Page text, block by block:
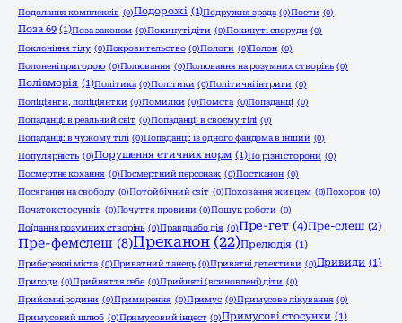
Подолання комплексів (0)Подорожі (1)Подружня зрада (0)Поети (0)
Поза 69 (1)Поза законом (0)Покинуті діти (0)Покинуті споруди (0)
Поклоніння тілу (0)Покровительство (0)Пологи (0)Полон (0)
Полонені пригодою (0)Полювання (0)Полювання на розумних створінь (0)
Поліаморія (1)Політика (0)Політики (0)Політичні інтриги (0)
Поліціянти, поліціянтки (0)Помилки (0)Помста (0)Попаданці (0)
Попаданці: в реальний світ (0)Попаданці: в своєму тілі (0)
Попаданці: в чужому тілі (0)Попаданці: із одного фандома в інший (0)
Популярність (0)Порушення етичних норм (1)По різні сторони (0)
Посмертне кохання (0)Посмертний персонаж (0)Постканон (0)
Посягання на свободу (0)Потойбічний світ (0)Поховання живцем (0)Похорон (0)
Початок стосунків (0)Почуття провини (0)Пошук роботи (0)
Поїдання розумних створінь (0)Правда або дія (0)Пре-гет (4)Пре-слеш (2)
Пре-фемслеш (8)Преканон (22)Прелюдія (1)
Прибережні міста (0)Приватний танець (0)Приватні детективи (0)Привиди (1)
Пригоди (0)Прийняття себе (0)Прийняті (всиновлені) діти (0)
Прийомні родини (0)Примирення (0)Примус (0)Примусове лікування (0)
Примусовий шлюб (0)Примусовий інцест (0)Примусові стосунки (1)